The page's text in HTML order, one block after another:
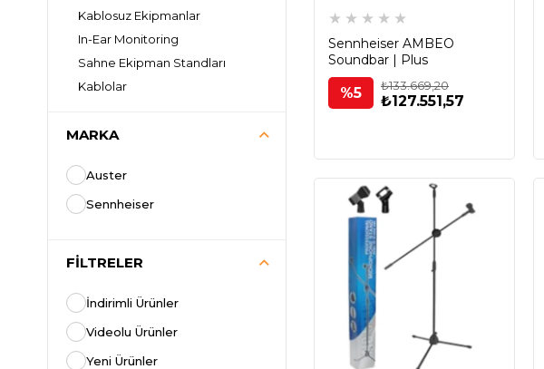
Kablosuz Ekipmanlar
In-Ear Monitoring
Sahne Ekipman Standları
Kablolar
Rare & Vintage
Amfi & Pedallar
Piyanolar
Davul & Perküsyon
DJ Ekipmanları
Mikrofonlar
Aksesuarlar
MARKA
Auster
Sennheiser
FILTRELER
İndirimli Ürünler
Videolu Ürünler
Yeni Ürünler
★ ★ ★ ★ ★
Sennheiser AMBEO
Soundbar | Plus
%5 ₺127.551,57
₺133.669,20